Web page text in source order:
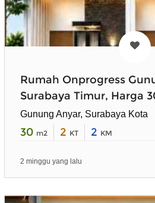
Rumah Onprogress
Surabaya Timur, Harga
Gunung Anyar, Surabaya Kota
30 m2 2 KT 2 KM
2 minggu yang lalu